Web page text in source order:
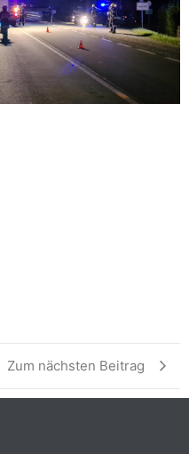
Zum nächsten Beitrag